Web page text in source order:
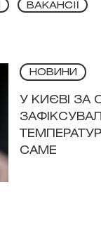
ВАКАНСІЇ
НОВИНИ
У КИЄВІ ЗА
САМЕ